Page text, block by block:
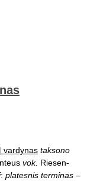
vardynas taksono
vok. Riesen-
: platesnis terminas –